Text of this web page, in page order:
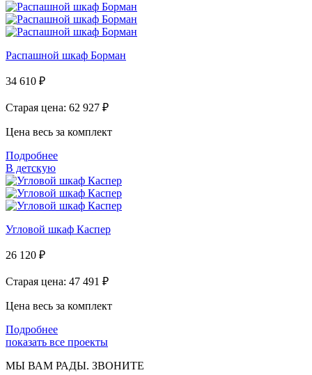
Распашной шкаф Борман
34 610 ₽
Старая цена: 62 927 ₽
Цена весь за комплект
Подробнее
В детскую
Угловой шкаф Каспер
26 120 ₽
Старая цена: 47 491 ₽
Цена весь за комплект
Подробнее
показать все проекты
МЫ ВАМ РАДЫ. ЗВОНИТЕ